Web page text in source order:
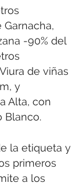
-90% del
de viñas
y
Alta, con
Blanco.
la etiqueta y
primeros
a los